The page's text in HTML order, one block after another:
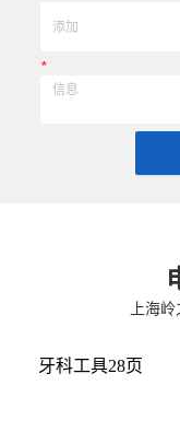
*
上海
牙科工具28页